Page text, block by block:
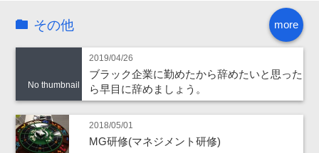
more
その他
No thumbnail
2019/04/26
ブラック企業に勤めたから辞めたいと思った
ら早目に辞めましょう。
2018/05/01
MG研修(マネジメント研修)